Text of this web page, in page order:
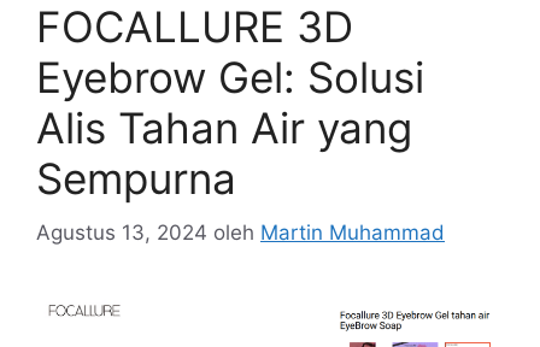
FOCALLURE 3D
Eyebrow Gel: Solusi
Alis Tahan Air yang
Sempurna
Agustus 13, 2024 oleh Martin Muhammad